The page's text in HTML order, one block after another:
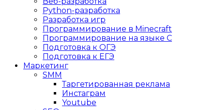
Python-разработка
Разработка игр
Программирование в Minecraft
Программирование на языке C
Подготовка к ОГЭ
Подготовка к ЕГЭ
Маркетинг
SMM
Таргетированная реклама
Инстаграм
Youtube